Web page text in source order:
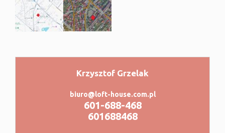
Krzysztof Grzelak
biuro@loft-house.com.pl
601-688-468
601688468